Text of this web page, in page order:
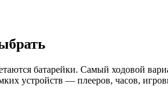
батарейки. Самый ходовой
устройств — плееров, часов,